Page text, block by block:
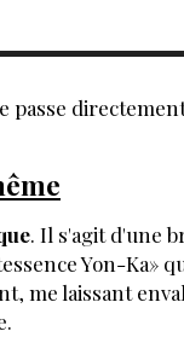
passe
. Il s'agit d'une
Yon-Ka»
me laissant